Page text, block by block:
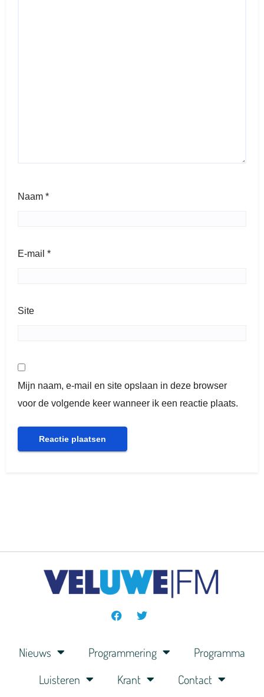
Naam *
E-mail *
Site
Mijn naam, e-mail en site opslaan in deze browser
voor de volgende keer wanneer ik een reactie plaats.
Nieuws Programmering
Programma
Luisteren
Krant Contact